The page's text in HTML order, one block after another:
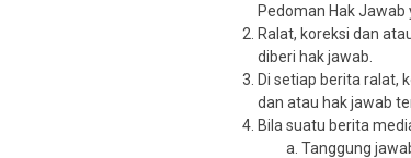
Pedoman Hak Jawab
Ralat, koreksi dan
diberi hak jawab.
Di setiap berita ralat,
dan atau hak jawab
Bila suatu berita
Tanggung